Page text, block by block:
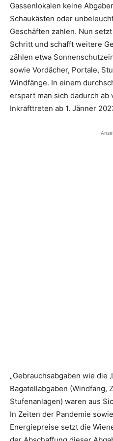
Gassenlokalen keine
Schaukästen oder
Geschäften zahlen. Nun
Schritt und schafft weitere
zählen etwa
sowie Vordächer, Portale,
Windfänge. In einem
erspart man sich dadurch ab
Inkrafttreten ab 1. Jänner
„Gebrauchsabgaben wie die
Bagatellabgaben (Windfang,
Stufenanlagen) waren aus
In Zeiten der Pandemie
Energiepreise setzt die